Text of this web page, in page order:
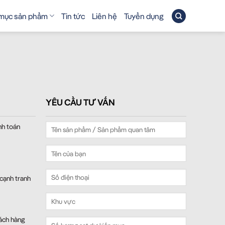
sản phẩm Tin tức Liên hệ Tuyển dụng
toán
tranh
hàng
YÊU CẦU TƯ VẤN